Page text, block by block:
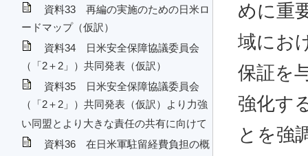
資料33 再編の実施のための日米ロ
ードマップ（仮訳）
資料34 日米安全保障協議委員会
（「2＋2」）共同発表（仮訳）
資料35 日米安全保障協議委員会
（「2＋2」）共同発表（仮訳）より力強
い同盟とより大きな責任の共有に向けて
資料36 在日米軍駐留経費負担の概
めに重
域にお
保証を
強化す
とを強